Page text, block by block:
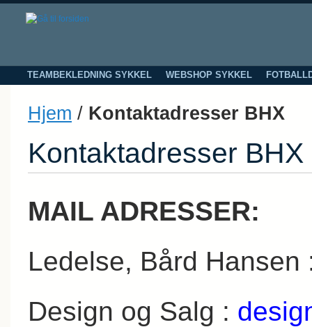
TEAMBEKLEDNING SYKKEL WEBSHOP SYKKEL
Hjem / Kontaktadresser BHX
Kontaktadresser BHX
MAIL ADRESSER:
Ledelse, Bård
Design og Salg :